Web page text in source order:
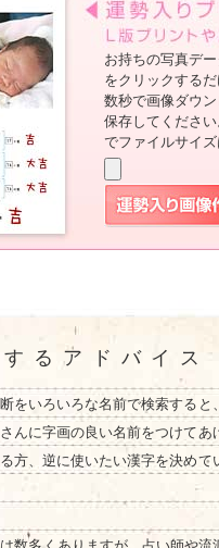
お持ちの写真デ
をクリックする
数秒で画像ダウ
保存してくださ
でファイルサイズ
るアドバイス
をいろいろな名前で検索する
んに字画の良い名前をつけて
方、逆に使いたい漢字を決め